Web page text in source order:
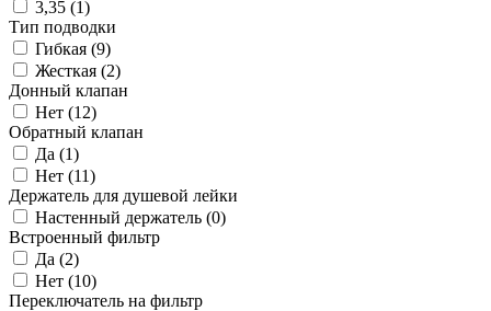
3,35 (1)
Тип подводки
Гибкая (9)
Жесткая (2)
Донный клапан
Нет (12)
Обратный клапан
Да (1)
Нет (11)
Держатель для душевой лейки
Настенный держатель (0)
Встроенный фильтр
Да (2)
Нет (10)
Переключатель на фильтр